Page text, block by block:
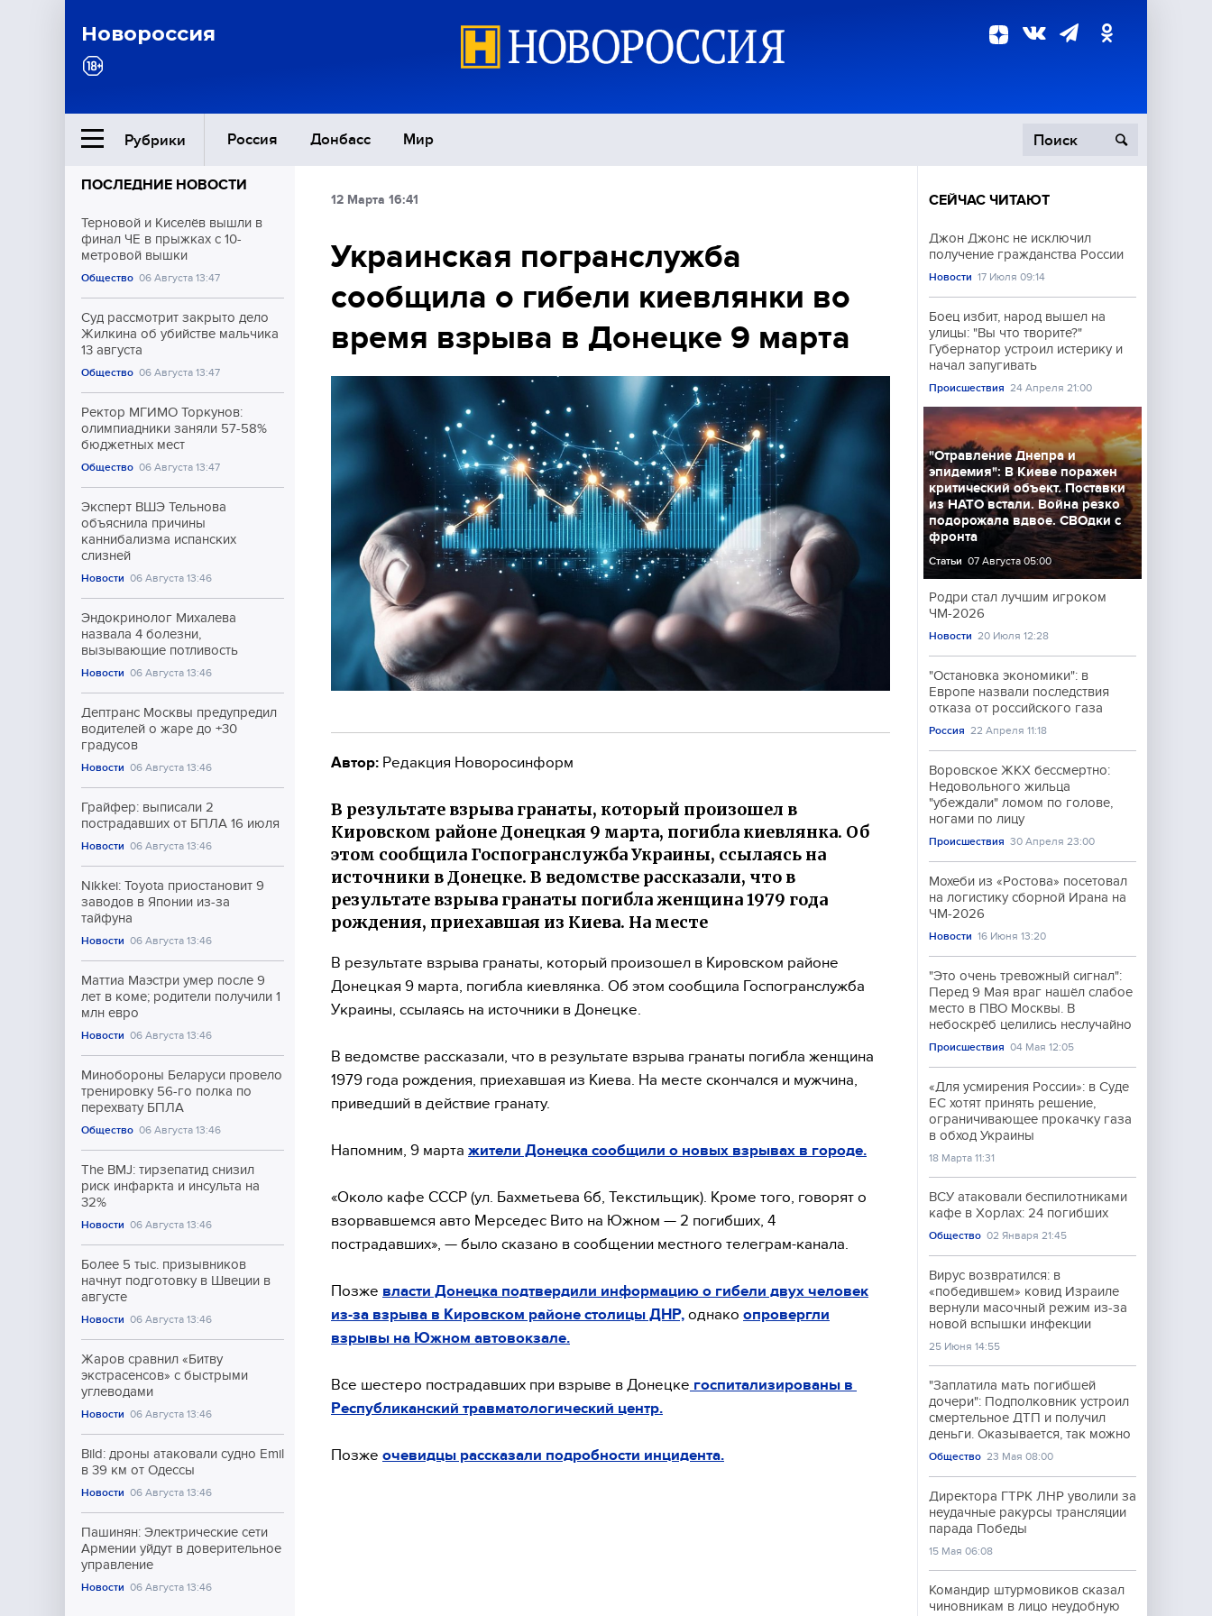
Новороссия
Рубрики Россия Донбасс Мир
Ближний Восток
Общество
Экономика
Происшествия
Культура
ПОСЛЕДНИЕ НОВОСТИ
Терновой и Киселёв вышли в
финал ЧЕ в прыжках с 10-
метровой вышки
Общество 06 Августа 13:47
Суд рассмотрит закрыто дело
Жилкина об убийстве мальчика
13 августа
Общество 06 Августа 13:47
Ректор МГИМО Торкунов:
олимпиадники заняли 57-58%
бюджетных мест
Общество 06 Августа 13:47
Эксперт ВШЭ Тельнова
объяснила причины
каннибализма испанских
слизней
Новости 06 Августа 13:46
Эндокринолог Михалева
назвала 4 болезни,
вызывающие потливость
Новости 06 Августа 13:46
Дептранс Москвы предупредил
водителей о жаре до +30
градусов
Новости 06 Августа 13:46
Грайфер: выписали 2
пострадавших от БПЛА 16 июля
Новости 06 Августа 13:46
Nikkei: Toyota приостановит 9
заводов в Японии из-за
тайфуна
Новости 06 Августа 13:46
Маттиа Маэстри умер после 9
лет в коме; родители получили 1
млн евро
Новости 06 Августа 13:46
Минобороны Беларуси провело
тренировку 56-го полка по
перехвату БПЛА
Общество 06 Августа 13:46
The BMJ: тирзепатид снизил
риск инфаркта и инсульта на
32%
Новости 06 Августа 13:46
Более 5 тыс. призывников
начнут подготовку в Швеции в
августе
Новости 06 Августа 13:46
Жаров сравнил «Битву
экстрасенсов» с быстрыми
углеводами
Новости 06 Августа 13:46
Bild: дроны атаковали судно Emil
в 39 км от Одессы
Новости 06 Августа 13:46
Пашинян: Электрические сети
Армении уйдут в доверительное
управление
Новости 06 Августа 13:46
12 Марта 16:41
Украинская погранслужба
сообщила о гибели киевлянки во
время взрыва в Донецке 9 марта
Автор: Редакция Новоросинформ
В результате взрыва гранаты, который произошел в
Кировском районе Донецкая 9 марта, погибла киевлянка. Об
этом сообщила Госпогранслужба Украины, ссылаясь на
источники в Донецке. В ведомстве рассказали, что в
результате взрыва гранаты погибла женщина 1979 года
рождения, приехавшая из Киева. На месте
В результате взрыва гранаты, который произошел в Кировском районе
Донецкая 9 марта, погибла киевлянка. Об этом сообщила Госпогранслужба
Украины, ссылаясь на источники в Донецке.
В ведомстве рассказали, что в результате взрыва гранаты погибла женщина
1979 года рождения, приехавшая из Киева. На месте скончался и мужчина,
приведший в действие гранату.
Напомним, 9 марта жители Донецка сообщили о новых взрывах в городе.
«Около кафе СССР (ул. Бахметьева 6б, Текстильщик). Кроме того, говорят о
взорвавшемся авто Мерседес Вито на Южном — 2 погибших, 4
пострадавших», — было сказано в сообщении местного телеграм-канала.
Позже власти Донецка подтвердили информацию о гибели двух человек
из-за взрыва в Кировском районе столицы ДНР, однако опровергли
взрывы на Южном автовокзале.
Все шестеро пострадавших при взрыве в Донецке госпитализированы в
Республиканский травматологический центр.
Позже очевидцы рассказали подробности инцидента.
СЕЙЧАС ЧИТАЮТ
Джон Джонс не исключил
получение гражданства России
Новости 17 Июля 09:14
Боец избит, народ вышел на
улицы: "Вы что творите?"
Губернатор устроил истерику и
начал запугивать
Происшествия 24 Апреля 21:00
"Отравление Днепра и
эпидемия": В Киеве поражен
критический объект. Поставки
из НАТО встали. Война резко
подорожала вдвое. СВОдки с
фронта
Статьи 07 Августа 05:00
Родри стал лучшим игроком
ЧМ-2026
Новости 20 Июля 12:28
"Остановка экономики": в
Европе назвали последствия
отказа от российского газа
Россия 22 Апреля 11:18
Воровское ЖКХ бессмертно:
Недовольного жильца
"убеждали" ломом по голове,
ногами по лицу
Происшествия 30 Апреля 23:00
Мохеби из «Ростова» посетовал
на логистику сборной Ирана на
ЧМ-2026
Новости 16 Июня 13:20
"Это очень тревожный сигнал":
Перед 9 Мая враг нашёл слабое
место в ПВО Москвы. В
небоскрёб целились неслучайно
Происшествия 04 Мая 12:05
«Для усмирения России»: в Суде
ЕС хотят принять решение,
ограничивающее прокачку газа
в обход Украины
18 Марта 11:31
ВСУ атаковали беспилотниками
кафе в Хорлах: 24 погибших
Общество 02 Января 21:45
Вирус возвратился: в
«победившем» ковид Израиле
вернули масочный режим из-за
новой вспышки инфекции
25 Июня 14:55
"Заплатила мать погибшей
дочери": Подполковник устроил
смертельное ДТП и получил
деньги. Оказывается, так можно
Общество 23 Мая 08:00
Директора ГТРК ЛНР уволили за
неудачные ракурсы трансляции
парада Победы
15 Мая 06:08
Командир штурмовиков сказал
чиновникам в лицо неудобную